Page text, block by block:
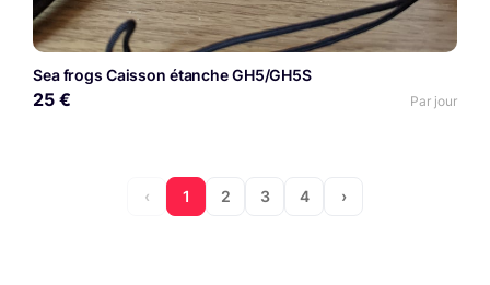
Sea frogs Caisson étanche GH5/GH5S
25 € Par jour
‹ 1 2 3 4 ›